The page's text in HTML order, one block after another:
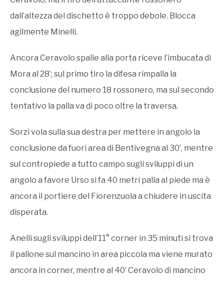
dall’altezza del dischetto è troppo debole. Blocca
agilmente Minelli.
Ancora Ceravolo spalle alla porta riceve l’imbucata di
Mora al 28’; sul primo tiro la difesa rimpalla la
conclusione del numero 18 rossonero, ma sul secondo
tentativo la palla va di poco oltre la traversa.
Sorzi vola sulla sua destra per mettere in angolo la
conclusione da fuori area di Bentivegna al 30’, mentre
sul contropiede a tutto campo sugli sviluppi di un
angolo a favore Urso si fa 40 metri palla al piede ma è
ancora il portiere del Fiorenzuola a chiudere in uscita
disperata.
Anelli sugli sviluppi dell’11° corner in 35 minuti si trova
il pallone sul mancino in area piccola ma viene murato
ancora in corner, mentre al 40’ Ceravolo di mancino